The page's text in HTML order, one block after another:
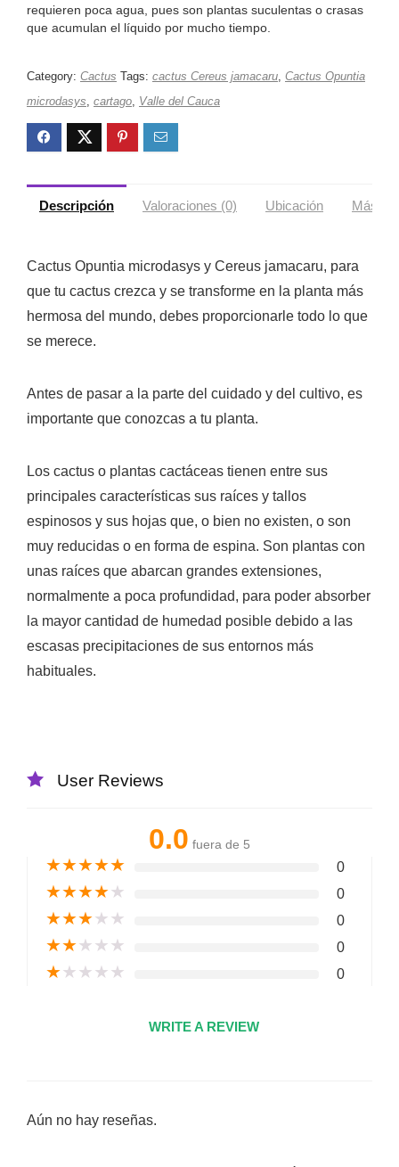
requieren poca agua, pues son plantas suculentas o crasas
que acumulan el líquido por mucho tiempo.
Category: Cactus Tags: cactus Cereus jamacaru, Cactus Opuntia
microdasys, cartago, Valle del Cauca
Descripción Valoraciones (0) Ubicación Más
Cactus Opuntia microdasys y Cereus jamacaru, para
que tu cactus crezca y se transforme en la planta más
hermosa del mundo, debes proporcionarle todo lo que
se merece.
Antes de pasar a la parte del cuidado y del cultivo, es
importante que conozcas a tu planta.
Los cactus o plantas cactáceas tienen entre sus
principales características sus raíces y tallos
espinosos y sus hojas que, o bien no existen, o son
muy reducidas o en forma de espina. Son plantas con
unas raíces que abarcan grandes extensiones,
normalmente a poca profundidad, para poder absorber
la mayor cantidad de humedad posible debido a las
escasas precipitaciones de sus entornos más
habituales.
User Reviews
0.0 fuera de 5
★★★★★ 0
★★★★★ 0
★★★★★ 0
★★★★★ 0
★★★★★ 0
WRITE A REVIEW
Aún no hay reseñas.